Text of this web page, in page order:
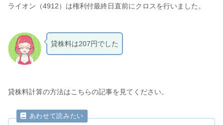
ライオン（4912）は権利付最終日直前にクロスを行いました。
貸株料は207円でした
貸株料計算の方法はこちらの記事を見てください。